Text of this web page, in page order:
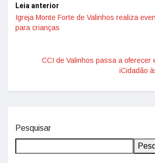
Leia anterior
Igreja Monte Forte de Valinhos realiza
para crianças
CCI de Valinhos passa a oferecer
iCidadão
Pesquisar